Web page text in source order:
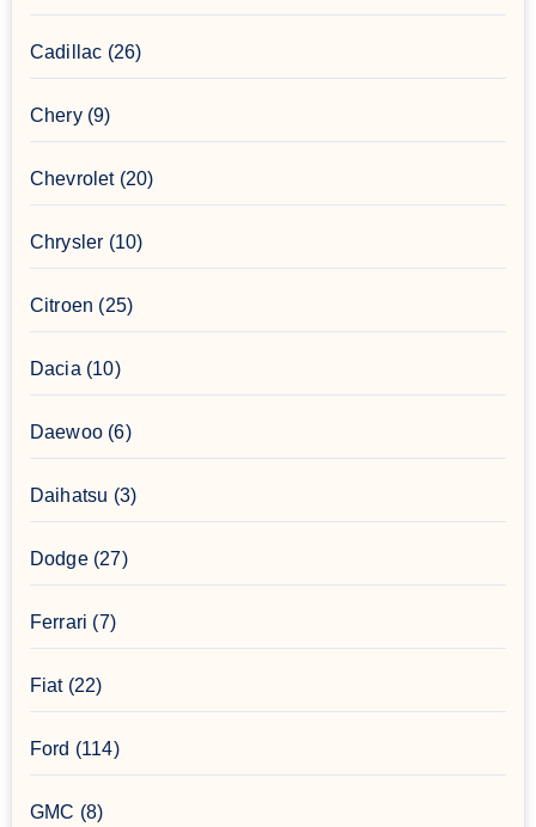
Cadillac (26)
Chery(9)
Chevrolet(20)
Chrysler (10)
Citroen (25)
Dacia (10)
Daewoo(6)
Daihatsu (3)
Dodge(27)
Ferrari (7)
Fiat(22)
Ford (114)
GMC (8)